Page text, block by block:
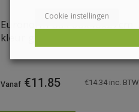
Euronorm bak 60x40x27cm
kleur groen open handvatten
€11.85 €14.34inc. BTW
Cookie instellingen